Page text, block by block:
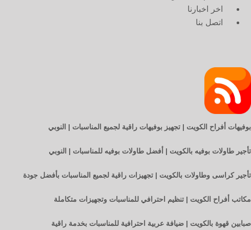
اخر اخبارنا
اتصل بنا
بوفيهات أفراح الكويت | تجهيز بوفيهات راقية لجميع المناسبات | النوبي
تأجير طاولات بوفيه بالكويت | أفضل طاولات بوفيه للمناسبات | النوبي
تأجير كراسى وطاولات بالكويت | تجهيزات راقية لجميع المناسبات بأفضل جودة
مكاتب أفراح الكويت | تنظيم احترافي للمناسبات وتجهيزات متكاملة
صبابين قهوة بالكويت | ضيافة عربية احترافية للمناسبات بخدمة راقية